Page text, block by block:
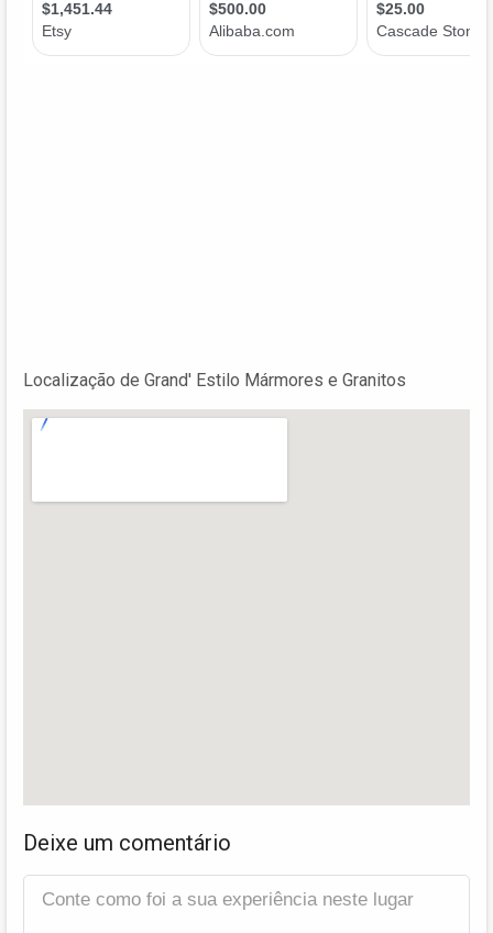
Localização de Grand' Estilo Mármores e Granitos
Deixe um comentário